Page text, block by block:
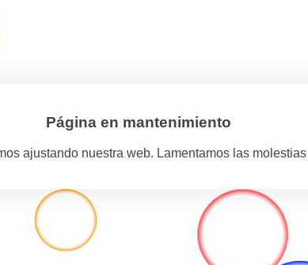
Página en mantenimiento
ajustando nuestra web. Lamentamos las molestias